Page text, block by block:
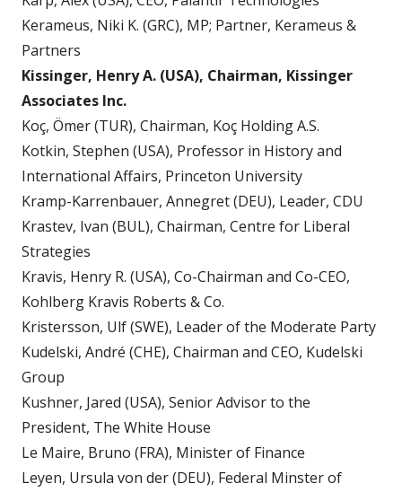
Kerameus, Niki K. (GRC), MP; Partner, Kerameus &
Partners
Kissinger, Henry A. (USA), Chairman, Kissinger
Associates Inc.
Koç, Ömer (TUR), Chairman, Koç Holding A.S.
Kotkin, Stephen (USA), Professor in History and
International Affairs, Princeton University
Kramp-Karrenbauer, Annegret (DEU), Leader, CDU
Krastev, Ivan (BUL), Chairman, Centre for Liberal
Strategies
Kravis, Henry R. (USA), Co-Chairman and Co-CEO,
Kohlberg Kravis Roberts & Co.
Kristersson, Ulf (SWE), Leader of the Moderate Party
Kudelski, André (CHE), Chairman and CEO, Kudelski
Group
Kushner, Jared (USA), Senior Advisor to the
President, The White House
Le Maire, Bruno (FRA), Minister of Finance
Leyen, Ursula von der (DEU), Federal Minster of